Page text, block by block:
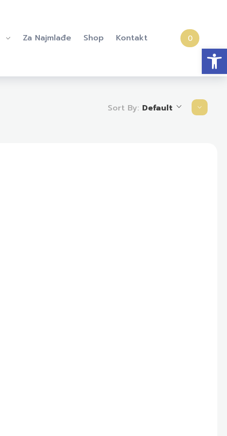
Za Najmlađe Shop Kontakt 0
Sort By: Default